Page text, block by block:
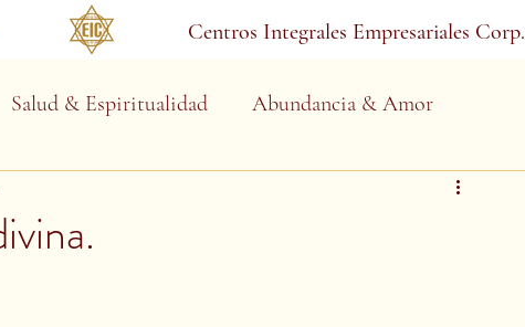
Centros Integrales Empresariales Corp.
Salud & Espiritualidad Abundancia & Amor